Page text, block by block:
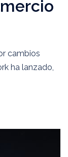
cambios
ha lanzado,